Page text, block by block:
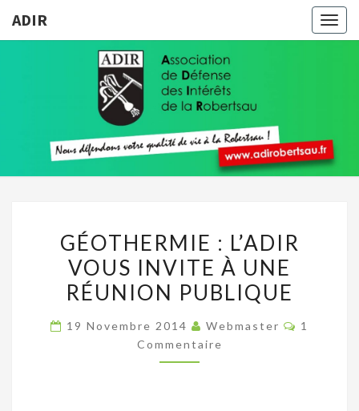
ADIR
ADIR
Votre
Qualité
De Vie À
Robertsau
:
L’ADIR
VOUS
À
GÉOTHERMIE : L’ADIR
VOUS INVITE À UNE
RÉUNION PUBLIQUE
19 Novembre 2014 Webmaster
1
Commentaire